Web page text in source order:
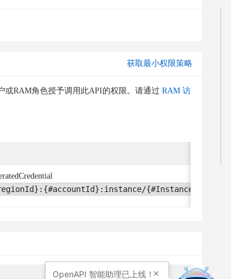
获取最小权限策略
或RAM角色授予调用此API的权限。请通过 RAM 访
{#InstanceId}/
OpenAPI 智能助理已上线！